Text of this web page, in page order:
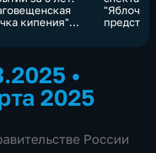
кипения"
•
2025
России